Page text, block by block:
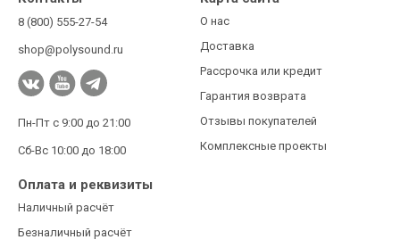
8 (800) 555-27-54
shop@polysound.ru
Пн-Пт с 9:00 до 21:00
Сб-Вс 10:00 до 18:00
О нас
Доставка
Рассрочка или кредит
Гарантия возврата
Отзывы покупателей
Комплексные проекты
Оплата и реквизиты
Наличный расчёт
Безналичный расчёт